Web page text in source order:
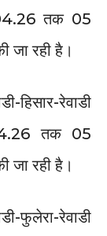
तक 05
जा रही है।
हिसार-रेवाडी
तक 05
जा रही है।
फुलेरा-रेवाडी